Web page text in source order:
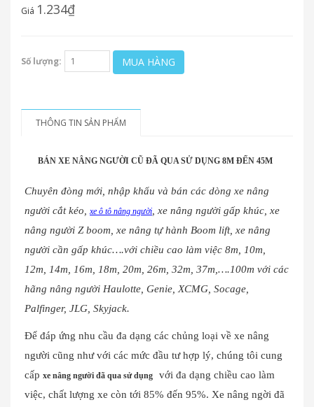
Giá 1.234₫
Số lượng: MUA HÀNG
THÔNG TIN SẢN PHẨM
BÁN XE NÂNG NGƯỜI CŨ ĐÃ QUA SỬ DỤNG 8M ĐẾN 45M
Chuyên đòng mới, nhập khẩu và bán các dòng xe nâng
người cắt kéo, xe ô tô nâng người , xe nâng người gấp khúc, xe
nâng người Z boom, xe nâng tự hành Boom lift, xe nâng
người cần gấp khúc….với chiều cao làm việc 8m, 10m,
12m, 14m, 16m, 18m, 20m, 26m, 32m, 37m,….100m với các
hãng nâng người Haulotte, Genie, XCMG, Socage,
Palfinger, JLG, Skyjack.
Để đáp ứng nhu cầu đa dạng các chủng loại về xe nâng
người cũng như với các mức đầu tư hợp lý, chúng tôi cung
cấp xe nâng người đã qua sử dụng
với đa dạng chiều cao làm
việc, chất lượng xe còn tới 85% đến 95%. Xe nâng ngời đã